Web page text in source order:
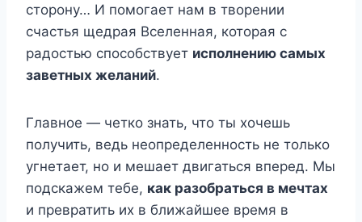
сторону… И помогает нам в творении
счастья щедрая Вселенная, которая с
радостью способствует исполнению самых
заветных желаний.
Главное — четко знать, что ты хочешь
получить, ведь неопределенность не только
угнетает, но и мешает двигаться вперед. Мы
подскажем тебе, как разобраться в мечтах
и превратить их в ближайшее время в